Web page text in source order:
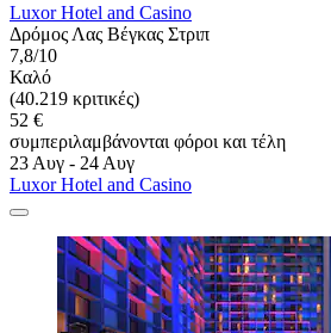
Luxor Hotel and Casino
Δρόμος Λας Βέγκας Στριπ
7,8/10
Καλό
(40.219 κριτικές)
52 €
συμπεριλαμβάνονται φόροι και τέλη
23 Αυγ - 24 Αυγ
Luxor Hotel and Casino